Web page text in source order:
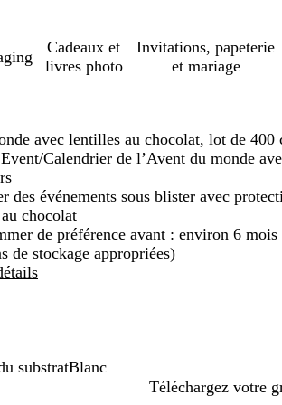
Cadeaux et
livres photo
Invitations, papeterie
et mariage
avec lentilles au chocolat, lot de 400
Calendrier de l’Avent du monde
des événements sous blister avec
chocolat
de préférence avant : environ 6 mois
de stockage appropriées)
substratBlanc
Téléchargez votre